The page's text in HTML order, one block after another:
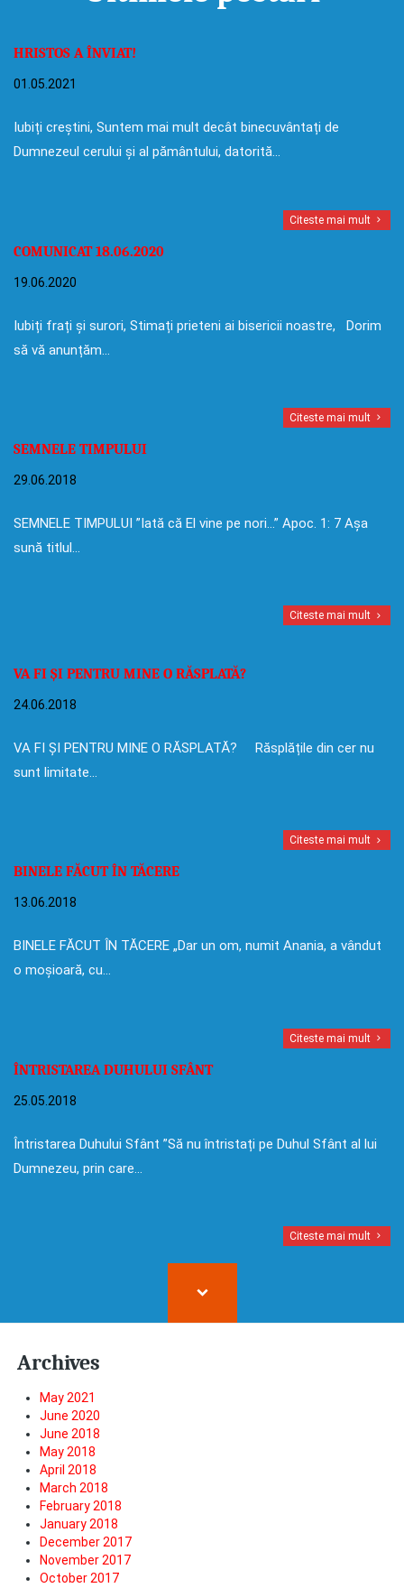
HRISTOS A ÎNVIAT!
01.05.2021
Iubiți creștini, Suntem mai mult decât binecuvântați de
Dumnezeul cerului și al pământului, datorită…
Citeste mai mult
COMUNICAT 18.06.2020
19.06.2020
Iubiți frați și surori, Stimați prieteni ai bisericii noastre, Dorim
să vă anunțăm…
Citeste mai mult
SEMNELE TIMPULUI
29.06.2018
SEMNELE TIMPULUI ”Iată că El vine pe nori…” Apoc. 1: 7 Așa
sună titlul…
Citeste mai mult
VA FI ȘI PENTRU MINE O RĂSPLATĂ?
24.06.2018
VA FI ȘI PENTRU MINE O RĂSPLATĂ? Răsplățile din cer nu
sunt limitate…
Citeste mai mult
BINELE FĂCUT ÎN TĂCERE
13.06.2018
BINELE FĂCUT ÎN TĂCERE „Dar un om, numit Anania, a vândut
o moșioară, cu…
Citeste mai mult
ÎNTRISTAREA DUHULUI SFÂNT
25.05.2018
Întristarea Duhului Sfânt ”Să nu întristați pe Duhul Sfânt al lui
Dumnezeu, prin care…
Citeste mai mult
Archives
May 2021
June 2020
June 2018
May 2018
April 2018
March 2018
February 2018
January 2018
December 2017
November 2017
October 2017